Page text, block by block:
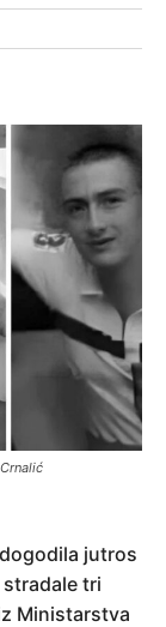
jutros
tri
Ministarstva